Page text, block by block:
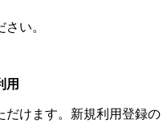
い。
用
だけます。新規利用登録の